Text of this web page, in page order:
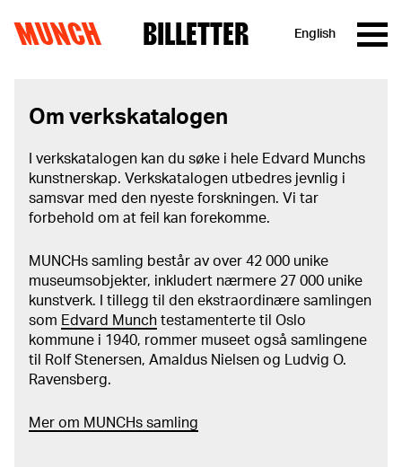
MUNCH BILLETTER English
Om verkskatalogen
I verkskatalogen kan du søke i hele Edvard Munchs
kunstnerskap. Verkskatalogen utbedres jevnlig i
samsvar med den nyeste forskningen. Vi tar
forbehold om at feil kan forekomme.
MUNCHs samling består av over 42 000 unike
museumsobjekter, inkludert nærmere 27 000 unike
kunstverk. I tillegg til den ekstraordinære samlingen
som Edvard Munch testamenterte til Oslo
kommune i 1940, rommer museet også samlingene
til Rolf Stenersen, Amaldus Nielsen og Ludvig O.
Ravensberg.
Mer om MUNCHs samling